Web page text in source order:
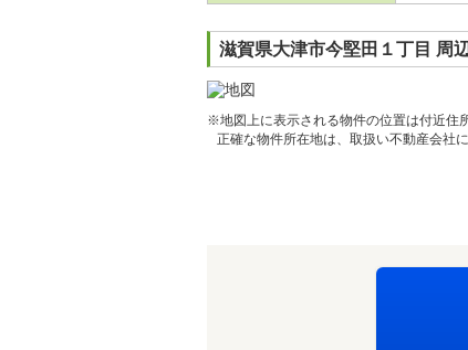
滋賀県大津市今堅田１丁目 周
※地図上に表示される物件の位置は付近住
正確な物件所在地は、取扱い不動産会社